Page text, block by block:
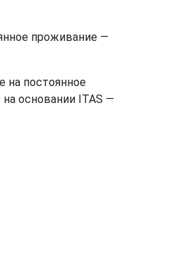
проживание —
на постоянное
на основании ITAS —